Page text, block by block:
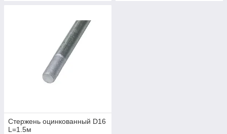
Стержень оцинкованный D16
L=1.5м